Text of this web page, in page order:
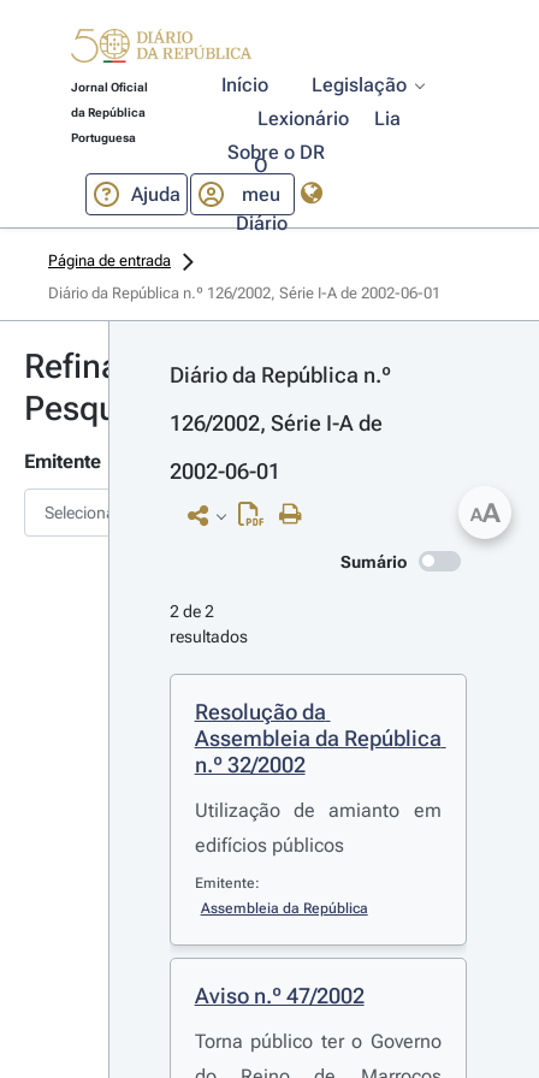
Jornal Oficial
da República
Portuguesa
Início
Legislação
Lexionário
Lia
Sobre o DR
Ajuda
O
meu
Diário
Página de entrada
Diário da República n.º 126/2002, Série I-A de 2002-06-01
Refinar
Pesquisa
Emitente
Selecionar
Diário da República n.º
126/2002, Série I-A de
2002-06-01
Sumário
2 de 2
resultados
Resolução da
Assembleia da República
n.º 32/2002
Utilização de amianto em
edifícios públicos
Emitente:
Assembleia da República
Aviso n.º 47/2002
Torna público ter o Governo
AA